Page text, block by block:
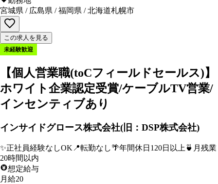
宮城県 / 広島県 /福岡県 /北海道札幌市
この求人を見る
未経験歓迎
【個人営業職(toCフィールドセールス)】
ホワイト企業認定受賞/ケーブルTV営業/
インセンティブあり
インサイドグロース株式会社(旧：DSP株式会社)
✨正社員経験なしOK 📍転勤なし🌴年間休日120日以上 🍵 月残業
20時間以内
想定給与
月給20